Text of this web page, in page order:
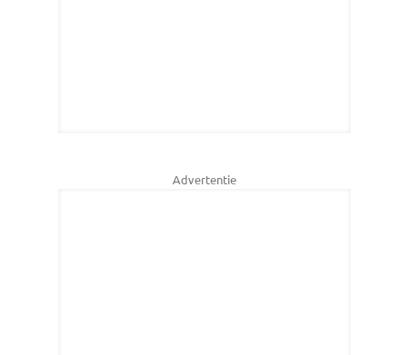
Advertentie